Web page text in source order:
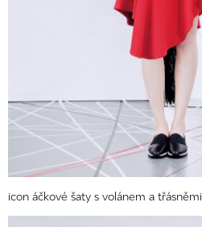
icon áčkové šaty s volánem a třásněmi